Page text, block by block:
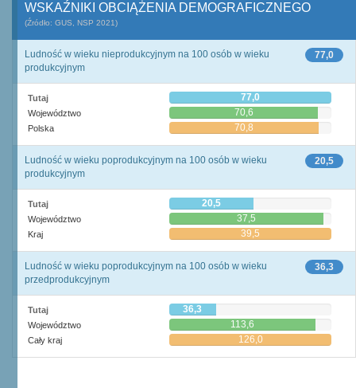
WSKAŹNIKI OBCIĄŻENIA DEMOGRAFICZNEGO
(Źródło: GUS, NSP 2021)
77,0
Ludność w wieku nieprodukcyjnym na 100 osób w wieku
produkcyjnym
Tutaj 77,0
Województwo 70,6
Polska 70,8
20,5
Ludność w wieku poprodukcyjnym na 100 osób w wieku
produkcyjnym
Tutaj 20,5
Województwo 37,5
Kraj 39,5
36,3
Ludność w wieku poprodukcyjnym na 100 osób w wieku
przedprodukcyjnym
Tutaj 36,3
Województwo 113,6
Cały kraj 126,0